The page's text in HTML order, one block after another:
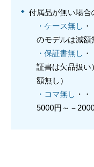
付属品が無い場合
・ケース無し
のモデルは減額
・保証書無し
証書は欠品扱い
額無し）
・コマ無し ・
5000円～－